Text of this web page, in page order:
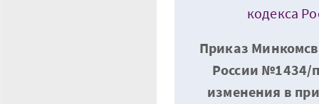
кодекса
Приказ
России №1434/
изменения в